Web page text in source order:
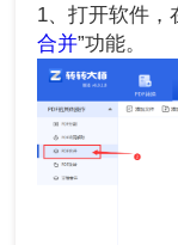
1、打开软件，
合并”功能。